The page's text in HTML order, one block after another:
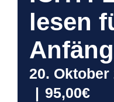
lesen
20. Oktober
| 95,00€